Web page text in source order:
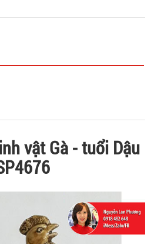
vật Gà - tuổi Dậu